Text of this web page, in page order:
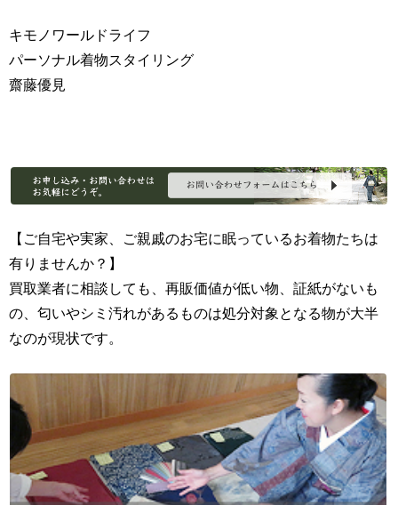
キモノワールドライフ
パーソナル着物スタイリング
齋藤優見
【ご自宅や実家、ご親戚のお宅に眠っているお着物たちは
有りませんか？】
買取業者に相談しても、再販価値が低い物、証紙がないも
の、匂いやシミ汚れがあるものは処分対象となる物が大半
なのが現状です。